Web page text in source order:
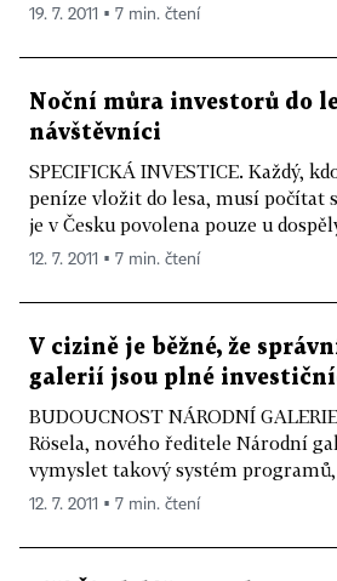
19. 7. 2011 ▪ 7 min. čtení
Noční můra investorů do
návštěvníci
SPECIFICKÁ INVESTICE. Každý,
peníze vložit do lesa, musí počítat
je v Česku povolena pouze u
12. 7. 2011 ▪ 7 min. čtení
V cizině je běžné, že
galerií jsou plné
BUDOUCNOST NÁRODNÍ
Rösela, nového ředitele Národní
vymyslet takový systém
12. 7. 2011 ▪ 7 min. čtení